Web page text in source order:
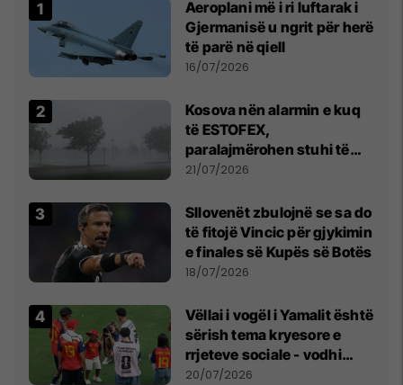
Aeroplani më i ri luftarak i
Gjermanisë u ngrit për herë
të parë në qiell
16/07/2026
Kosova nën alarmin e kuq
të ESTOFEX,
paralajmërohen stuhi të
fuqishme me breshër dhe
21/07/2026
Sllovenët zbulojnë se sa do
të fitojë Vincic për gjykimin
e finales së Kupës së Botës
18/07/2026
Vëllai i vogël i Yamalit është
sërish tema kryesore e
rrjeteve sociale - vodhi
vëmendjen pas finales së
20/07/2026